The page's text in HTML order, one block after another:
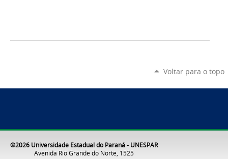
Voltar para o topo
©2026 Universidade Estadual do Paraná - UNESPAR
Avenida Rio Grande do Norte, 1525